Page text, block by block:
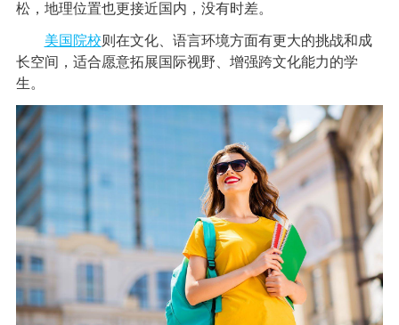
松，地理位置也更接近国内，没有时差。
美国院校则在文化、语言环境方面有更大的挑战和成
长空间，适合愿意拓展国际视野、增强跨文化能力的学
生。